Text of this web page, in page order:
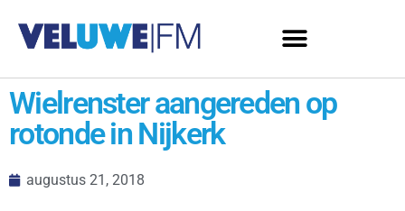
Wielrenster aangereden op
rotonde in Nijkerk
augustus 21, 2018